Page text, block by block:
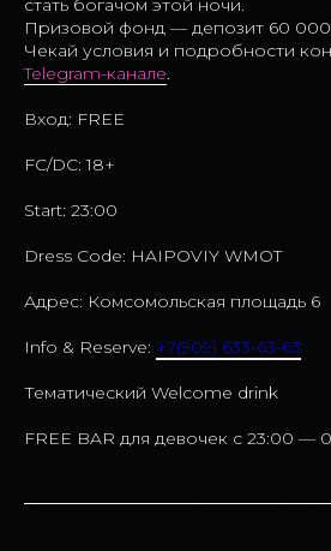
стать богачом этой ночи.
Призовой фонд — депозит 60
Чекай условия и подробности
Telegram-канале.
Вход: FREE
FC/DC: 18+
Start: 23:00
Dress Code: HAIPOVIY WMOT
Адрес: Комсомольская площадь 6
Info & Reserve: +7(909) 633-63-63
Тематический Welcome drink
FREE BAR для девочек c 23:00 —